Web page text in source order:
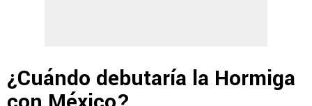
¿Cuándo debutaría la Hormiga